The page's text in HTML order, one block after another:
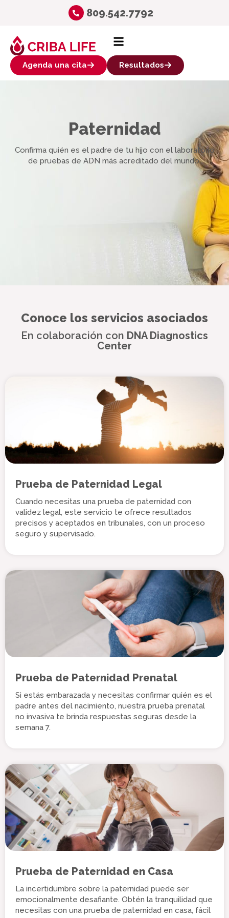
809.542.7792
Agenda una cita Resultados
Paternidad
Confirma quién es el padre de tu hijo con el laboratorio
de pruebas de ADN más acreditado del mundo.
Conoce los servicios asociados
En colaboración con DNA Diagnostics
Center
Prueba de Paternidad Legal
Cuando necesitas una prueba de paternidad con
validez legal, este servicio te ofrece resultados
precisos y aceptados en tribunales, con un proceso
seguro y supervisado.
Prueba de Paternidad Prenatal
Si estás embarazada y necesitas confirmar quién es el
padre antes del nacimiento, nuestra prueba prenatal
no invasiva te brinda respuestas seguras desde la
semana 7.
Prueba de Paternidad en Casa
La incertidumbre sobre la paternidad puede ser
emocionalmente desafiante. Obtén la tranquilidad que
necesitas con una prueba de paternidad en casa, fácil